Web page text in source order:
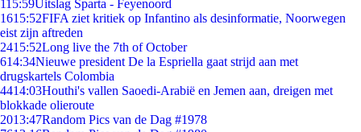
115:59Uitslag Sparta - Feyenoord
1615:52FIFA ziet kritiek op Infantino als desinformatie, Noorwegen
eist zijn aftreden
2415:52Long live the 7th of October
614:34Nieuwe president De la Espriella gaat strijd aan met
drugskartels Colombia
4414:03Houthi's vallen Saoedi-Arabië en Jemen aan, dreigen met
blokkade olieroute
2013:47Random Pics van de Dag #1978